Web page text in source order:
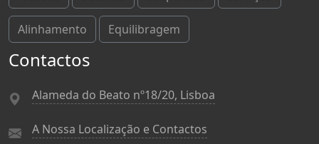
Alinhamento Equilibragem
Contactos
Alameda do Beato nº18/20, Lisboa
A Nossa Localização e Contactos